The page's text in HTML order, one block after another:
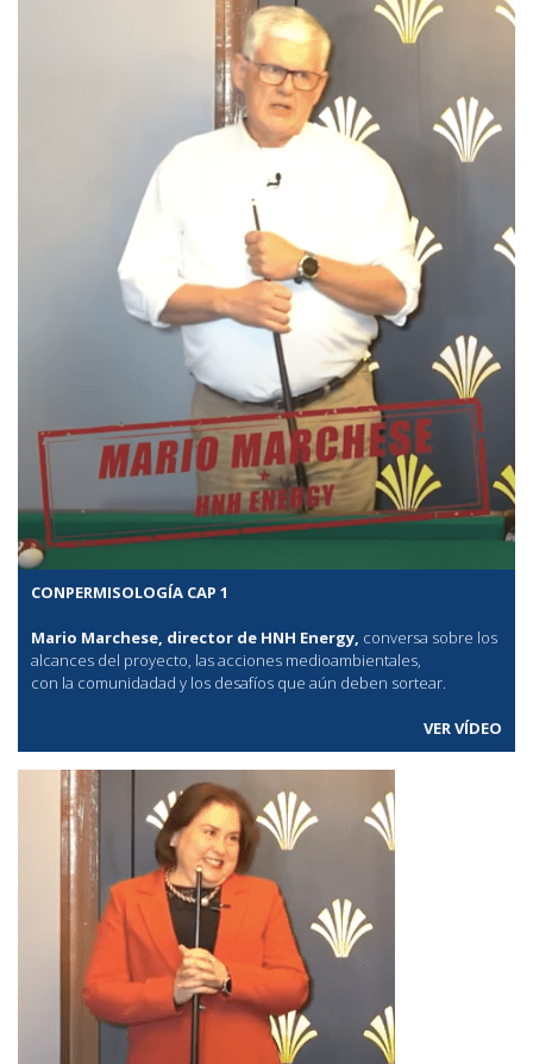
CONPERMISOLOGÍA CAP 1
Mario Marchese, director de HNH Energy, conversa sobre los
alcances del proyecto, las acciones medioambientales,
con la comunidadad y los desafíos que aún deben sortear.
VER VÍDEO